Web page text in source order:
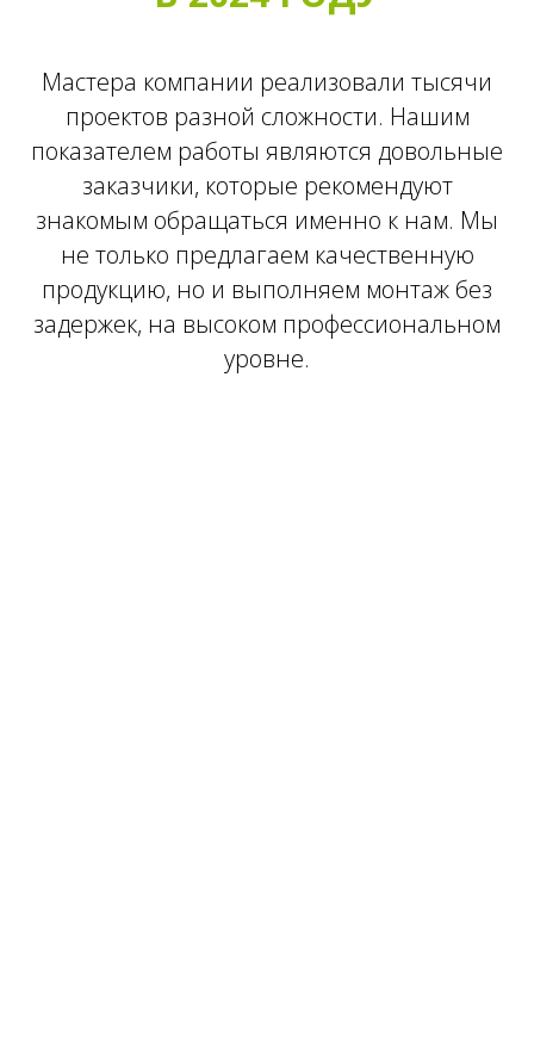
Мастера компании реализовали тысячи
проектов разной сложности. Нашим
показателем работы являются довольные
заказчики, которые рекомендуют
знакомым обращаться именно к нам. Мы
не только предлагаем качественную
продукцию, но и выполняем монтаж без
задержек, на высоком профессиональном
уровне.